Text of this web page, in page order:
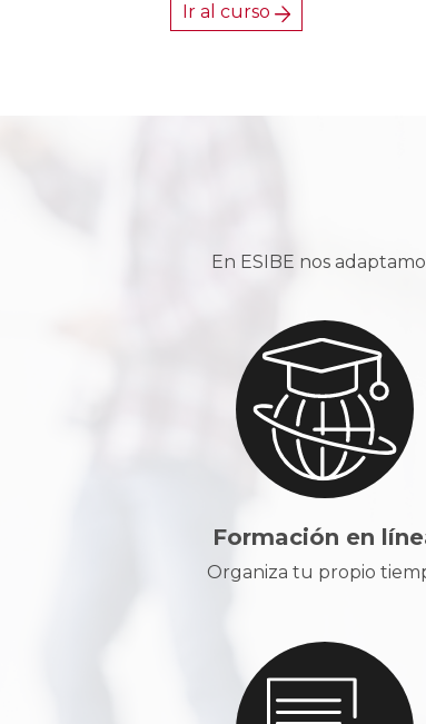
Ir al curso
En ESIBE nos
Formación en
Organiza tu propio